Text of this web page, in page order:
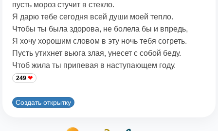
пусть мороз стучит в стекло.
Я дарю тебе сегодня всей души моей тепло.
Чтобы ты была здорова, не болела бы и впредь,
Я хочу хорошим словом в эту ночь тебя согреть.
Пусть утихнет вьюга злая, унесет с собой беду.
Чтоб жила ты припевая в наступающем году.
249
Создать открытку